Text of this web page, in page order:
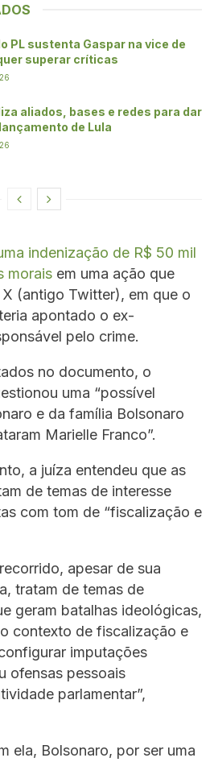
PL sustenta Gaspar na vice de
superar críticas
aliados, bases e redes para dar
de Lula
indenização de R$ 50 mil
morais em uma ação que
(antigo Twitter), em que o
apontado o ex-
pelo crime.
no documento, o
uma “possível
e da família Bolsonaro
Marielle Franco”.
a juíza entendeu que as
de temas de interesse
com tom de “fiscalização e
apesar de sua
tratam de temas de
geram batalhas ideológicas,
contexto de fiscalização e
imputações
ofensas pessoais
parlamentar”,
ela, Bolsonaro, por ser uma